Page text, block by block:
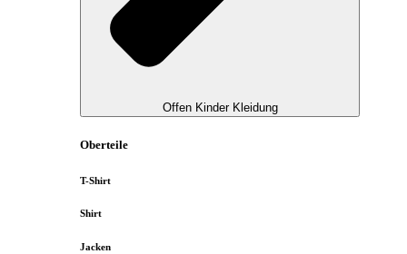
Offen Kinder Kleidung
Oberteile
T-Shirt
Shirt
Jacken